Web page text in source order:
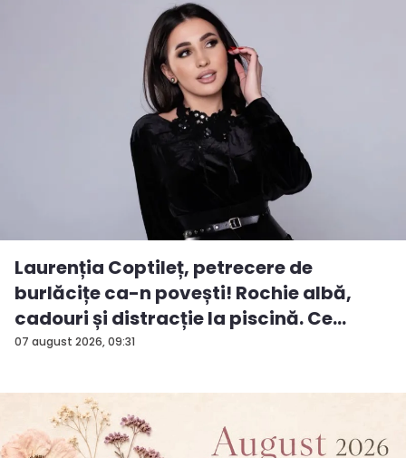
07 august 2026, 09:31
Laurenția Coptileț, petrecere de
burlăcițe ca-n povești! Rochie albă,
cadouri și distracție la piscină. Ce
surp...